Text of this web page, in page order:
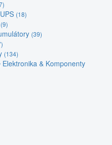
(18)
(9)
(39)
(134)
Elektronika & Komponenty